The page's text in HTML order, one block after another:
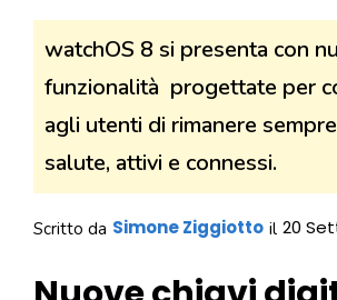
watchOS 8 si presenta con
funzionalità progettate per
agli utenti di rimanere
salute, attivi e connessi.
Scritto da Simone Ziggiotto il 20